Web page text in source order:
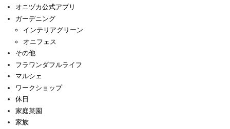
オニヅカ公式アプリ
ガーデニング
インテリアグリーン
オニフェス
その他
フラワンダフルライフ
マルシェ
ワークショップ
休日
家庭菜園
家族